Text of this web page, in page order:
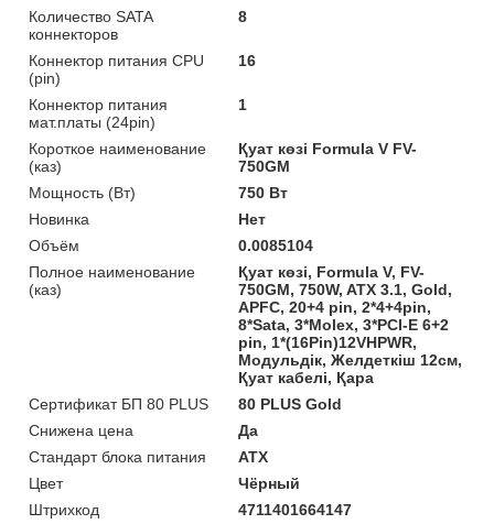
Количество SATA
коннекторов
8
Коннектор питания CPU
(pin)
16
Коннектор питания
мат.платы (24pin)
1
Короткое наименование
(каз)
Қуат көзі Formula V FV-
750GM
Мощность (Bт)
750 Вт
Новинка
Нет
Объём
0.0085104
Полное наименование
(каз)
Қуат көзі, Formula V, FV-
750GM, 750W, ATX 3.1, Gold,
APFC, 20+4 pin, 2*4+4pin,
8*Sata, 3*Molex, 3*PCI-E 6+2
pin, 1*(16Pin)12VHPWR,
Модульдік, Желдеткіш 12см,
Қуат кабелі, Қара
Сертификат БП 80 PLUS
80 PLUS Gold
Снижена цена
Да
Стандарт блока питания
ATX
Цвет
Чёрный
Штрихкод
4711401664147